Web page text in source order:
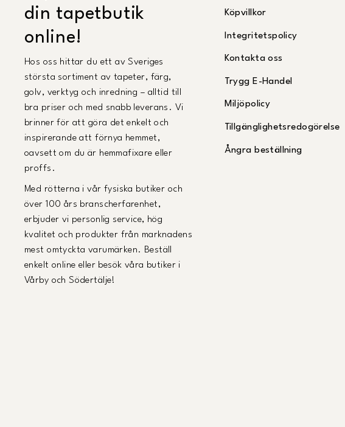
din tapetbutik
online!
Hos oss hittar du ett av Sveriges
största sortiment av tapeter, färg,
golv, verktyg och inredning – alltid till
bra priser och med snabb leverans. Vi
brinner för att göra det enkelt och
inspirerande att förnya hemmet,
oavsett om du är hemmafixare eller
proffs.
Med rötterna i vår fysiska butiker och
över 100 års branscherfarenhet,
erbjuder vi personlig service, hög
kvalitet och produkter från marknadens
mest omtyckta varumärken. Beställ
enkelt online eller besök våra butiker i
Vårby och Södertälje!
Köpvillkor
Integritetspolicy
Kontakta oss
Trygg E-Handel
Miljöpolicy
Tillgänglighetsredogörelse
Ångra beställning